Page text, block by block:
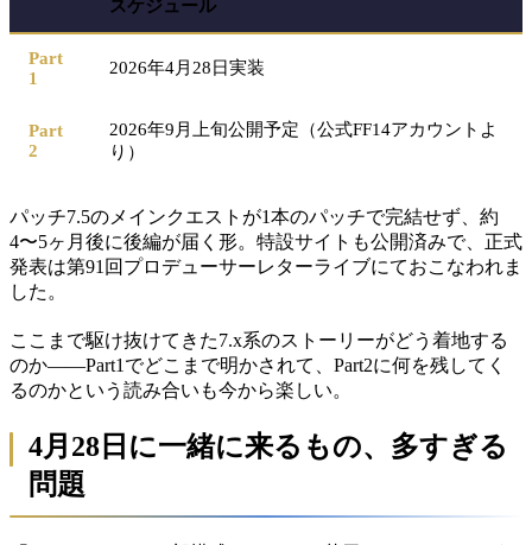
スケジュール
Part
1
2026年4月28日実装
Part
2
2026年9月上旬公開予定（公式FF14アカウントよ
り）
パッチ7.5のメインクエストが1本のパッチで完結せず、約
4〜5ヶ月後に後編が届く形。特設サイトも公開済みで、正式
発表は第91回プロデューサーレターライブにておこなわれま
した。
ここまで駆け抜けてきた7.x系のストーリーがどう着地する
のか——Part1でどこまで明かされて、Part2に何を残してく
るのかという読み合いも今から楽しい。
4月28日に一緒に来るもの、多すぎる
問題